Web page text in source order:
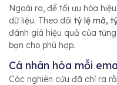
Ngoài ra, để tối ưu hóa
dữ liệu. Theo dõi tỷ lệ mở,
đánh giá hiệu quả của
bạn cho phù hợp.
Cá nhân hóa mỗi
Các nghiên cứu đã chỉ ra